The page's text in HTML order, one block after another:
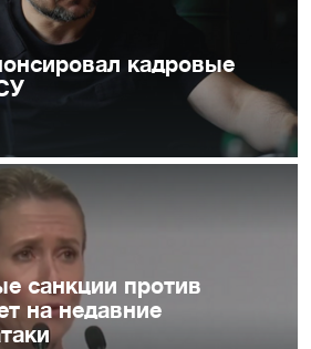
кадровые
санкции против
на недавние